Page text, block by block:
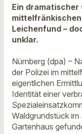
Ein dramatischer
Leichenfund –
unklar.
Nürnberg (dpa) –
der Polizei im
eigentlichen
Identität einer
Waldgrundstück im
Gartenhaus